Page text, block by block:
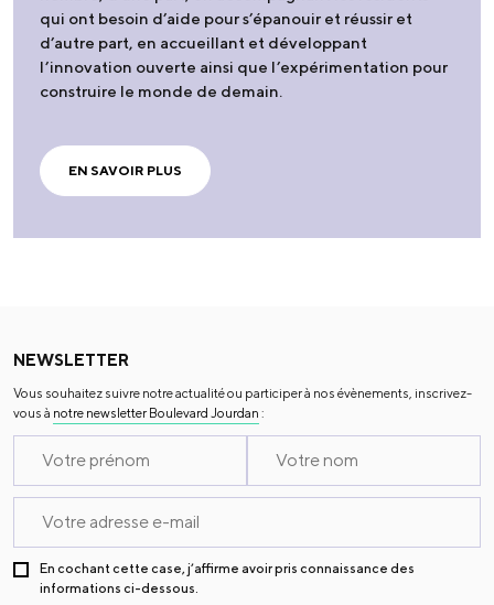
qui ont besoin d’aide pour s’épanouir et réussir et
d’autre part, en accueillant et développant
l’innovation ouverte ainsi que l’expérimentation pour
construire le monde de demain.
EN SAVOIR PLUS
NEWSLETTER
Vous souhaitez suivre notre actualité ou participer à nos évènements, inscrivez-
vous à notre newsletter Boulevard Jourdan :
En cochant cette case, j’affirme avoir pris connaissance des
informations ci-dessous.